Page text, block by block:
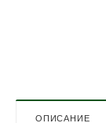
ОПИСАНИЕ